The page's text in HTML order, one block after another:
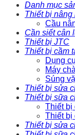
Danh mục
Thiết bị nâng
Cầu
Cần siết cân
Thiết bị JTC
Thiết bị cầm
Dụng
Máy
Súng
Thiết bị sửa
Thiết bị sữa
Thiết bị
Thiết bị
Thiết bị sửa